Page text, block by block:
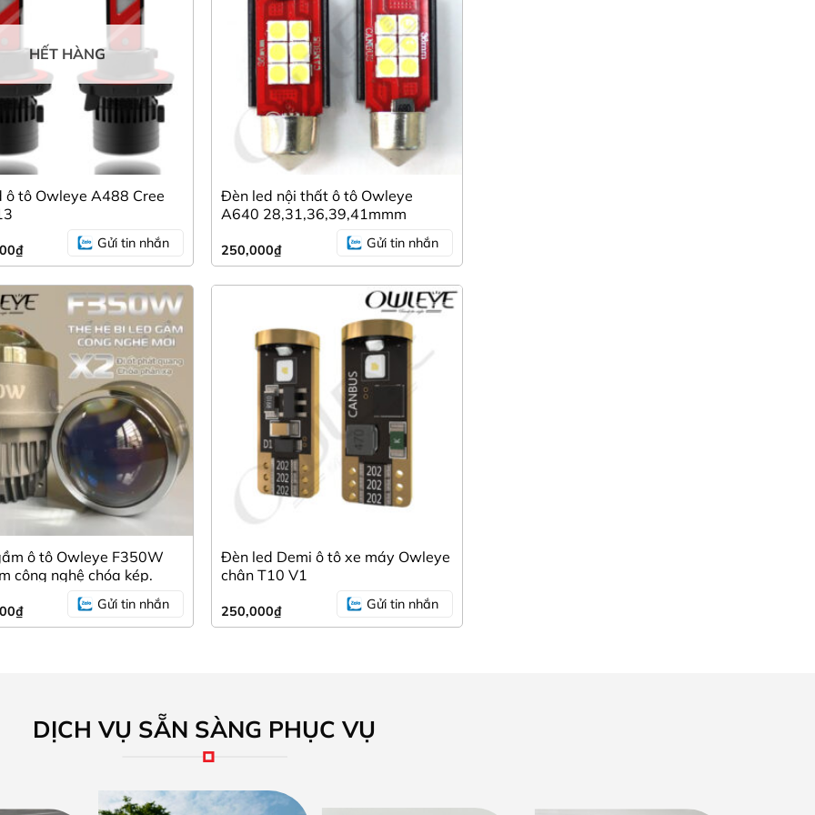
với EX4. Những chiếc Ford Ranger hay Hilux khi được trang
hơn trên mọi địa hình.
khi phải lái xe liên tục trong đêm.
HẾT HÀNG
ô tô Owleye A488 Cree
₫ Gửi tin nhắn
Đèn led nội thất ô tô Owleye
A640 28,31,36,39,41mmm
250,000₫ Gửi tin nhắn
ô tô Owleye F350W
công nghệ chóa kép.
₫ Gửi tin nhắn
Đèn led Demi ô tô xe máy Owleye
chân T10 V1
250,000₫ Gửi tin nhắn
DỊCH VỤ SẴN SÀNG PHỤC VỤ